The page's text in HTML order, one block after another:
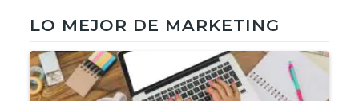
LO MEJOR DE MARKETING